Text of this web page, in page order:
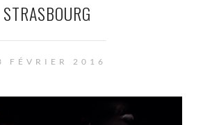
STRASBOURG
FÉVRIER 2016